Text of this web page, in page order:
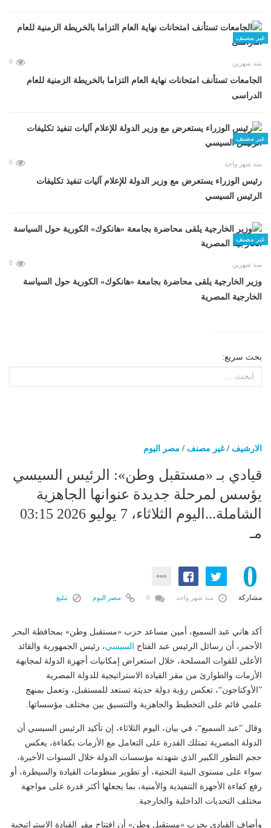
غير مصنف
منذ شهرين 0
الجامعات تستأنف امتحانات نهاية العام التزاما بالخريطة الزمنية للعام
الدراسى
غير مصنف
منذ شهر واحد 0
رئيس الوزراء يستعرض مع وزير الدولة للإعلام آليات تنفيذ تكليفات
الرئيس السيسي
غير مصنف
منذ شهرين 0
وزير الخارجية يلقى محاضرة بجامعة «هانكوك» الكورية حول السياسة
الخارجية المصرية
بحث سريع:
الارشيف /غير مصنف / مصر اليوم
قيادي بـ «مستقبل وطن»: الرئيس السيسي
يؤسس لمرحلة جديدة عنوانها الجاهزية
الشاملة...اليوم الثلاثاء، 7 يوليو 2026 03:15
مـ
0
مشاركة منذ شهر واحد مصر اليوم تبليغ
أكد هاني عبد السميع، أمين مساعد حزب «مستقبل وطن» بمحافظة البحر
الأحمر، أن رسائل الرئيس عبد الفتاح
السيسي، رئيس الجمهورية والقائد
الأعلى للقوات المسلحة، خلال استعراض إمكانيات أجهزة الدولة لمجابهة
الأزمات والطوارئ من مقر القيادة الاستراتيجية للدولة المصرية
”الأوكتاجون“، تعكس رؤية دولة حديثة تستعد للمستقبل، وتعمل بمنهج
علمي قائم على التخطيط والجاهزية والتنسيق بين مختلف مؤسساتها.
وقال ”عبد السميع“، في بيان، اليوم الثلاثاء، إن تأكيد الرئيس السيسي أن
الدولة المصرية تمتلك القدرة على التعامل مع الأزمات بكفاءة، يعكس
حجم التطور الكبير الذي شهدته مؤسسات الدولة خلال السنوات الأخيرة،
سواء على مستوى البنية التحتية، أو تطوير منظومات القيادة والسيطرة، أو
رفع كفاءة الأجهزة التنفيذية والأمنية، بما يجعلها أكثر قدرة على مواجهة
مختلف التحديات الداخلية والخارجية.
وأضاف القيادي بحزب «مستقبل وطن» أن افتتاح مقر القيادة الاستراتيجية